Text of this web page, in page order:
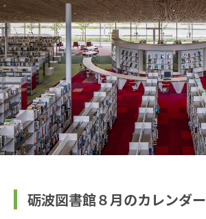
砺波図書館８月のカレンダー